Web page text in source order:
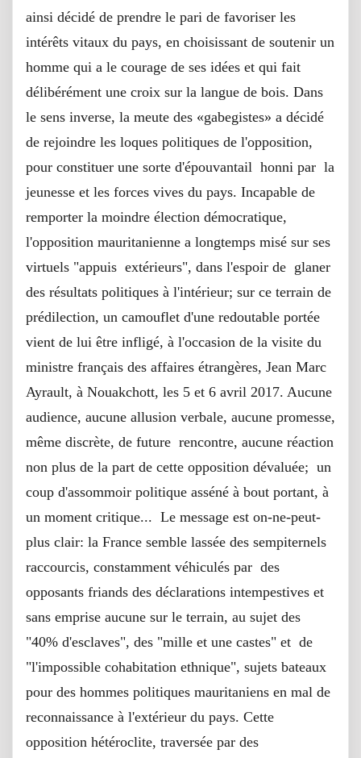
ainsi décidé de prendre le pari de favoriser les
intérêts vitaux du pays, en choisissant de soutenir un
homme qui a le courage de ses idées et qui fait
délibérément une croix sur la langue de bois. Dans
le sens inverse, la meute des «gabegistes» a décidé
de rejoindre les loques politiques de l'opposition,
pour constituer une sorte d'épouvantail honni par la
jeunesse et les forces vives du pays. Incapable de
remporter la moindre élection démocratique,
l'opposition mauritanienne a longtemps misé sur ses
virtuels "appuis extérieurs", dans l'espoir de glaner
des résultats politiques à l'intérieur; sur ce terrain de
prédilection, un camouflet d'une redoutable portée
vient de lui être infligé, à l'occasion de la visite du
ministre français des affaires étrangères, Jean Marc
Ayrault, à Nouakchott, les 5 et 6 avril 2017. Aucune
audience, aucune allusion verbale, aucune promesse,
même discrète, de future rencontre, aucune réaction
non plus de la part de cette opposition dévaluée; un
coup d'assommoir politique asséné à bout portant, à
un moment critique... Le message est on-ne-peut-
plus clair: la France semble lassée des sempiternels
raccourcis, constamment véhiculés par des
opposants friands des déclarations intempestives et
sans emprise aucune sur le terrain, au sujet des
"40% d'esclaves", des "mille et une castes" et de
"l'impossible cohabitation ethnique", sujets bateaux
pour des hommes politiques mauritaniens en mal de
reconnaissance à l'extérieur du pays. Cette
opposition hétéroclite, traversée par des